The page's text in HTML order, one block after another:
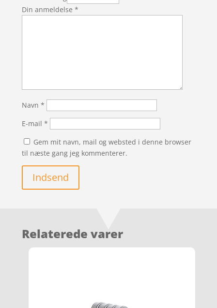
Din anmeldelse *
Navn *
E-mail *
Gem mit navn, mail og websted i denne browser
til næste gang jeg kommenterer.
Indsend
Relaterede varer